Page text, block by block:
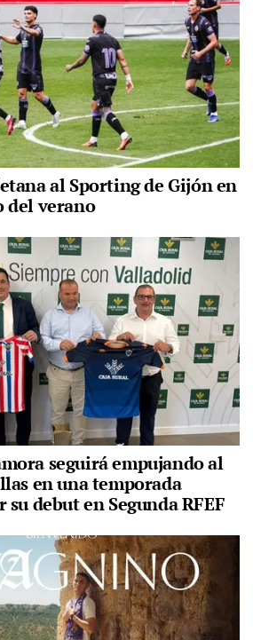
al Sporting de Gijón en
del verano
seguirá empujando al
en una temporada
debut en Segunda RFEF